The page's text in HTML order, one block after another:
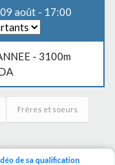
août - 17:00
- 3100m
Frères et soeurs
de sa qualification